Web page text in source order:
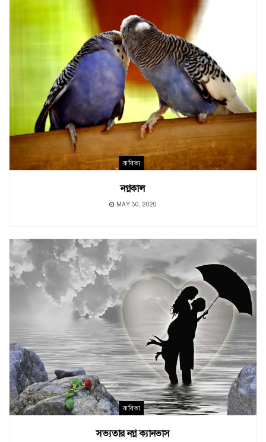
কবিতা
নগ্নকাল
MAY 30, 2020
কবিতা
সভ্যতার নগ্ন ক্যানভাস